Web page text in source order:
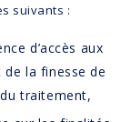
suivants :
d’accès aux
la finesse de
traitement,